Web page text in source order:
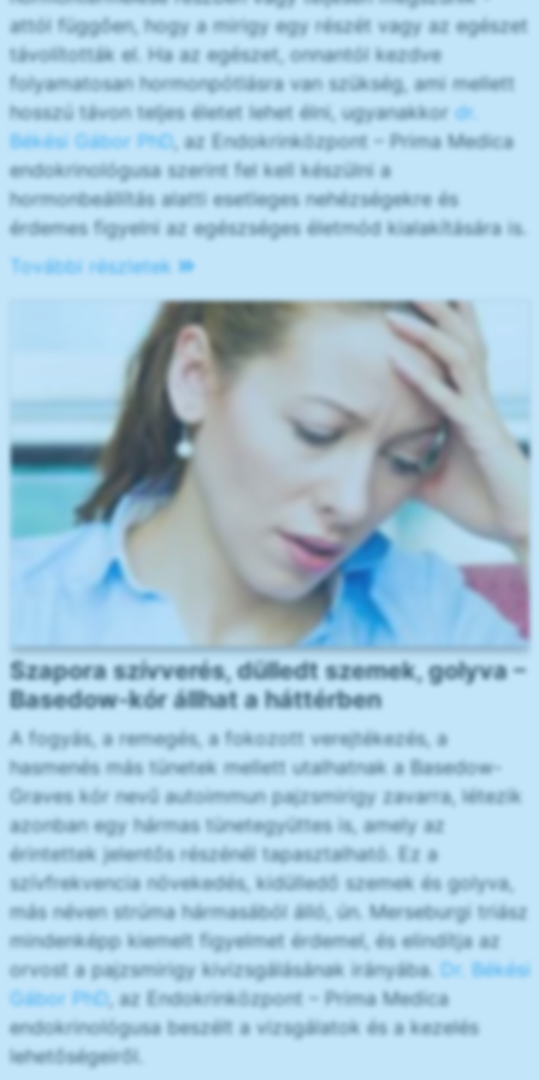
attól függően, hogy a mirigy egy részét vagy az egészet
távolították el. Ha az egészet, onnantól kezdve
folyamatosan hormonpótlásra van szükség, ami mellett
hosszú távon teljes életet lehet élni, ugyanakkor dr.
Békési Gábor PhD, az Endokrinközpont – Prima Medica
endokrinológusa szerint fel kell készülni a
hormonbeállítás alatti esetleges nehézségekre és
érdemes figyelni az egészséges életmód kialakítására is.
További részletek
Szapora szívverés, dülledt szemek, golyva –
Basedow-kór állhat a háttérben
A fogyás, a remegés, a fokozott verejtékezés, a
hasmenés más tünetek mellett utalhatnak a Basedow-
Graves kór nevű autoimmun pajzsmirigy zavarra, létezik
azonban egy hármas tünetegyüttes is, amely az
érintettek jelentős részénél tapasztalható. Ez a
szívfrekvencia növekedés, kidülledő szemek és golyva,
más néven strúma hármasából álló, ún. Merseburgi triász
mindenképp kiemelt figyelmet érdemel, és elindítja az
orvost a pajzsmirigy kivizsgálásának irányába. Dr. Békési
Gábor PhD, az Endokrinközpont – Prima Medica
endokrinológusa beszélt a vizsgálatok és a kezelés
lehetőségeiről.